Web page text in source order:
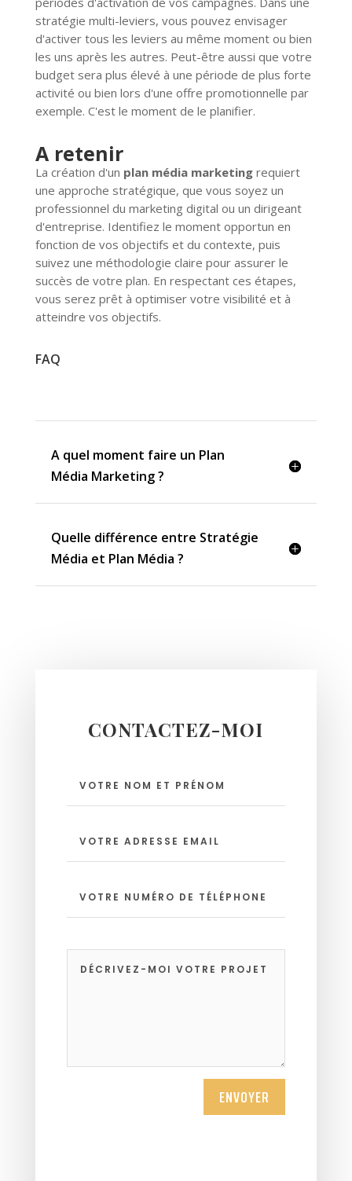
stratégie multi-leviers, vous pouvez envisager
d'activer tous les leviers au même moment ou bien
les uns après les autres. Peut-être aussi que votre
budget sera plus élevé à une période de plus forte
activité ou bien lors d'une offre promotionnelle par
exemple. C'est le moment de le planifier.
A retenir
La création d'un plan média marketingrequiert
une approche stratégique, que vous soyez un
professionnel du marketing digital ou un dirigeant
d'entreprise. Identifiez le moment opportun en
fonction de vos objectifs et du contexte, puis
suivez une méthodologie claire pour assurer le
succès de votre plan. En respectant ces étapes,
vous serez prêt à optimiser votre visibilité et à
atteindre vos objectifs.
FAQ
A quel moment faire un Plan
Média Marketing ?
Quelle différence entre Stratégie
Média et Plan Média ?
CONTACTEZ-MOI
ENVOYER